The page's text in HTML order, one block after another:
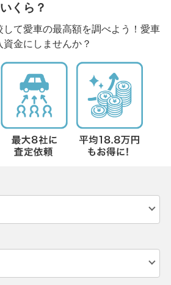
くら？
て愛車の最高額を調べよう！愛車
金にしませんか？